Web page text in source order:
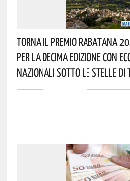
Torna Il Premio Rabatana
Per La Decima Edizione Con
Nazionali Sotto Le Stelle Di